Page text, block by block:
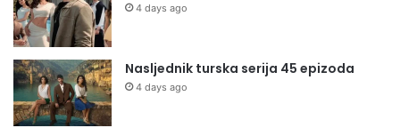
4 days ago
Nasljednik turska serija 45 epizoda
4 days ago